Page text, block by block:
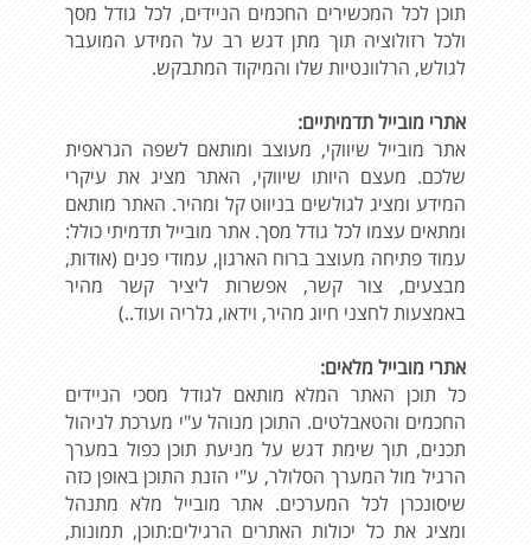
תוכן לכל המכשירים החכמים הניידים, לכל גודל מסך
ולכל רזולוציה תוך מתן דגש רב על המידע המועבר
לגולש, הרלוונטיות שלו והמיקוד המתבקש.
אתרי מובייל תדמיתיים:
אתר מובייל שיווקי, מעוצב ומותאם לשפה הגראפית
שלכם. מעצם היותו שיווקי, האתר מציג את עיקרי
המידע ומציג לגולשים בניווט קל ומהיר. האתר מותאם
ומתאים עצמו לכל גודל מסך. אתר מובייל תדמיתי כולל:
עמוד פתיחה מעוצב ברוח הארגון, עמודי פנים (אודות,
מבצעים, צור קשר, אפשרות ליציר קשר מהיר
באמצעות לחצני חיוג מהיר, וידאו, גלריה ועוד..)
אתרי מובייל מלאים:
כל תוכן האתר המלא מותאם לגודל מסכי הניידים
החכמים והטאבלטים. התוכן מנוהל ע"י מערכת לניהול
תכנים, תוך שימת דגש על מניעת תוכן כפול במערך
הרגיל מול המערך הסלולר, ע"י הזנת התוכן באופן כזה
שיסונכרן לכל המערכים. אתר מובייל מלא מתנהל
ומציג את כל יכולות האתרים הרגילים:תוכן, תמונות,